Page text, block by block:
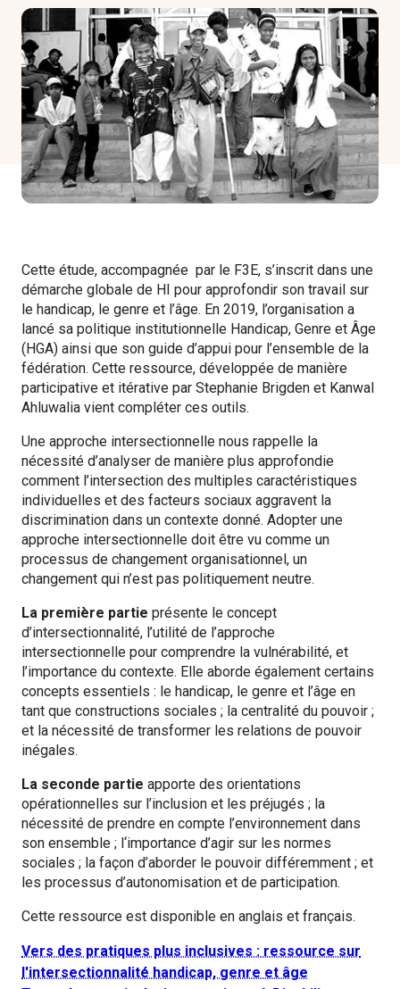
Cette étude, accompagnée par le F3E, s’inscrit dans une
démarche globale de HI pour approfondir son travail sur
le handicap, le genre et l’âge. En 2019, l’organisation a
lancé sa politique institutionnelle Handicap, Genre et Âge
(HGA) ainsi que son guide d’appui pour l’ensemble de la
fédération. Cette ressource, développée de manière
participative et itérative par Stephanie Brigden et Kanwal
Ahluwalia vient compléter ces outils.
Une approche intersectionnelle nous rappelle la
nécessité d’analyser de manière plus approfondie
comment l’intersection des multiples caractéristiques
individuelles et des facteurs sociaux aggravent la
discrimination dans un contexte donné. Adopter une
approche intersectionnelle doit être vu comme un
processus de changement organisationnel, un
changement qui n’est pas politiquement neutre.
La première partie présente le concept
d’intersectionnalité, l’utilité de l’approche
intersectionnelle pour comprendre la vulnérabilité, et
l’importance du contexte. Elle aborde également certains
concepts essentiels : le handicap, le genre et l’âge en
tant que constructions sociales ; la centralité du pouvoir ;
et la nécessité de transformer les relations de pouvoir
inégales.
La seconde partie apporte des orientations
opérationnelles sur l’inclusion et les préjugés ; la
nécessité de prendre en compte l’environnement dans
son ensemble ; l‘importance d’agir sur les normes
sociales ; la façon d’aborder le pouvoir différemment ; et
les processus d’autonomisation et de participation.
Cette ressource est disponible en anglais et français.
Vers des pratiques plus inclusives : ressource sur
l'intersectionnalité handicap, genre et âge